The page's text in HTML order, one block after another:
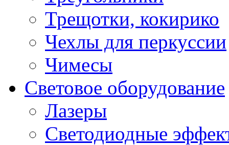
Трещотки, кокирико
Чехлы для перкуссии
Чимесы
Световое оборудование
Лазеры
Светодиодные